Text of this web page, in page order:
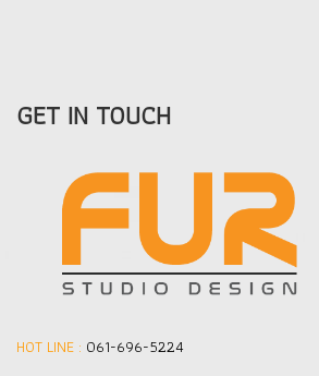
GET IN TOUCH
HOT LINE : 061-696-5224